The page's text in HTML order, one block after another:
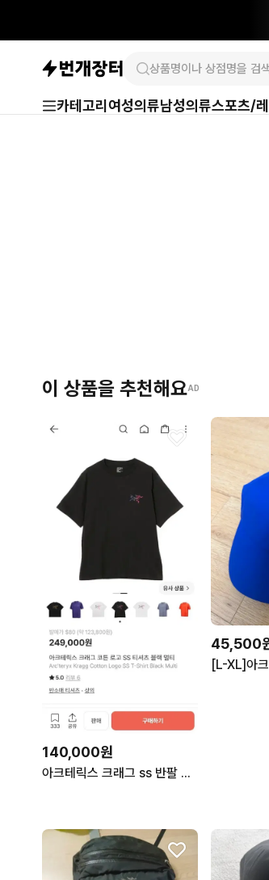
카테고리 여성의류남성의류스포츠/레
이 상품을 추천해요AD
140,000원
아크테릭스 크래그 ss 반팔 스몰
45,500
[L-XL]아